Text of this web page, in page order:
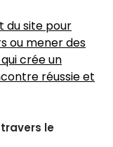
du site pour
ou mener des
crée un
réussie et
le